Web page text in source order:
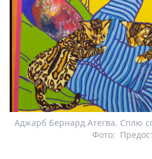
Аджарб Бернард Атегва. Сплю
Фото: